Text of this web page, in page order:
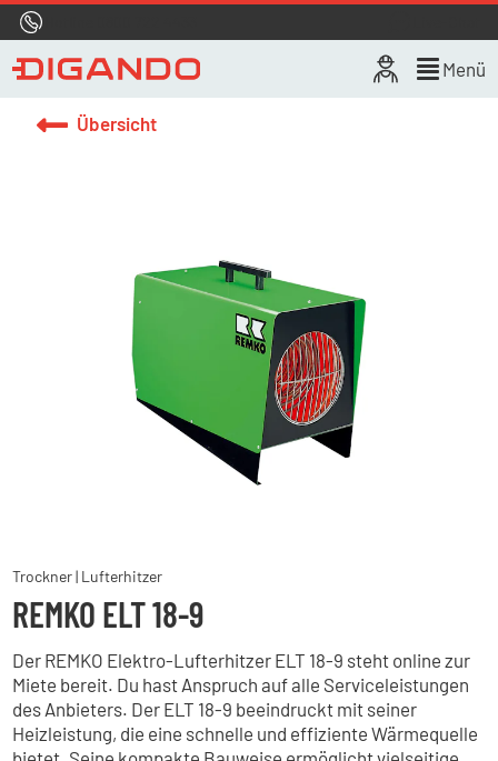
Menü
Übersicht
Trockner | Lufterhitzer
REMKO ELT 18-9
Der REMKO Elektro-Lufterhitzer ELT 18-9 steht online zur
Miete bereit. Du hast Anspruch auf alle Serviceleistungen
des Anbieters. Der ELT 18-9 beeindruckt mit seiner
Heizleistung, die eine schnelle und effiziente Wärmequelle